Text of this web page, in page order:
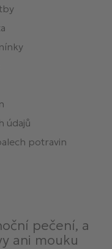
údajů
potravin
pečení, a
ani mouku